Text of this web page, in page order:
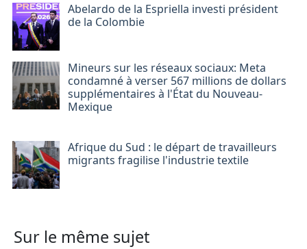
Abelardo de la Espriella investi président
de la Colombie
Mineurs sur les réseaux sociaux: Meta
condamné à verser 567 millions de dollars
supplémentaires à l'État du Nouveau-
Mexique
Afrique du Sud : le départ de travailleurs
migrants fragilise l'industrie textile
Sur le même sujet